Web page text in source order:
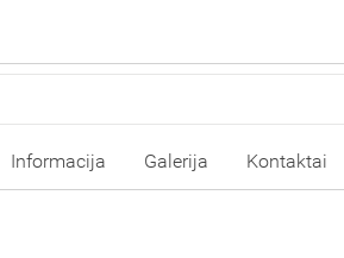
Informacija Galerija Kontaktai